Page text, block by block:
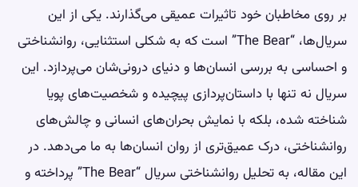
بر روی مخاطبان خود تاثیرات عمیقی می‌گذارند. یکی از این
سریال‌ها، “The Bear” است که به شکلی استثنایی، روانشناختی
و احساسی به بررسی انسان‌ها و دنیای درونی‌شان می‌پردازد. این
سریال نه تنها با داستان‌پردازی پیچیده و شخصیت‌های پویا
شناخته شده، بلکه با نمایش بحران‌های انسانی و چالش‌های
روانشناختی، درک عمیق‌تری از روان انسان‌ها به ما می‌دهد. در
این مقاله، به تحلیل روانشناختی سریال “The Bear” پرداخته و